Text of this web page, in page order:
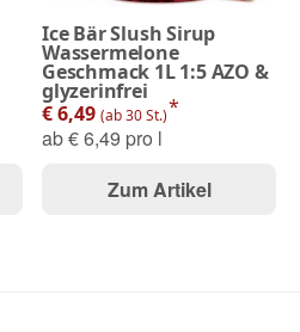
Ice Bär Slush Sirup
Wassermelone
Geschmack 1L 1:5 AZO &
glyzerinfrei
€ 6,49 (ab 30 St.)*
ab€ 6,49 pro l
Zum Artikel